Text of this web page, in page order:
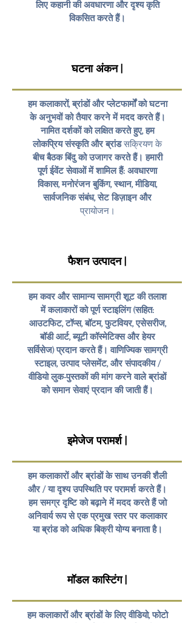
लिए कहानी की अवधारणा और दृश्य कृति
विकसित करते हैं।
घटना अंकन |
हम कलाकारों, ब्रांडों और प्लेटफार्मों को घटना
के अनुभवों को तैयार करने में मदद करते हैं।
नामित दर्शकों को लक्षित करते हुए, हम
लोकप्रिय संस्कृति और ब्रांडसक्रियण के
बीच बैठक बिंदु को उजागर करते हैं। हमारी
पूर्ण ईवेंट सेवाओं में शामिल हैं: अवधारणा
विकास, मनोरंजन बुकिंग, स्थान, मीडिया,
सार्वजनिक संबंध, सेट डिज़ाइन और
प्रायोजन।
फैशन उत्पादन |
हम कवर और सामान्य सामग्री शूट की तलाश
में कलाकारों को पूर्ण स्टाइलिंग (सहित:
आउटफिट, टॉप्स, बॉटम, फुटवियर, एसेसरीज,
बॉडी आर्ट, ब्यूटी कॉस्मेटिक्स और हेयर
सर्विसेज) प्रदान करते हैं। वाणिज्यिक सामग्री
स्टाइल, उत्पाद प्लेसमेंट, और संपादकीय /
वीडियो लुक-पुस्तकों की मांग करने वाले ब्रांडों
को समान सेवाएं प्रदान की जाती हैं।
इमेजेज परामर्श |
हम कलाकारों और ब्रांडों के साथ उनकी शैली
और / या दृश्य उपस्थिति पर परामर्श करते हैं।
हम समग्र दृष्टि को बढ़ाने में मदद करते हैं जो
अनिवार्य रूप से एक प्रमुख स्तर पर कलाकार
या ब्रांड को अधिक बिक्री योग्य बनाता है।
मॉडल कास्टिंग |
हम कलाकारों और ब्रांडों के लिए वीडियो, फोटो